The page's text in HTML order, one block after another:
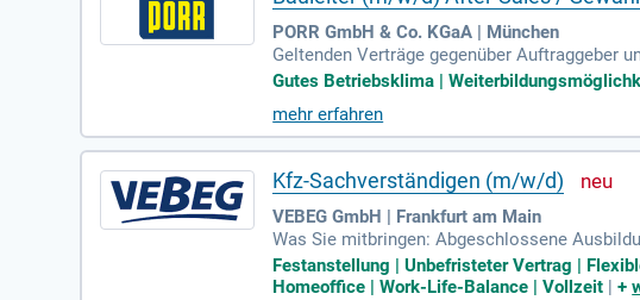
PORR GmbH & Co. KGaA | München
Geltenden Verträge gegenüber Auftraggeber
enüber Auftraggeber und Nachunternehmer;
Gutes Betriebsklima |
mehr erfahren
Kfz-Sachverständigen (m/w/d)
VEBEG GmbH | Frankfurt am Main
Was Sie mitbringen: Abgeschlossene
der Fahrzeugbewertung und Wertermittlung;
Festanstellung | Unbefristeter Vertrag |
Homeoffice | Work-Life-Balance | Vollzeit |+